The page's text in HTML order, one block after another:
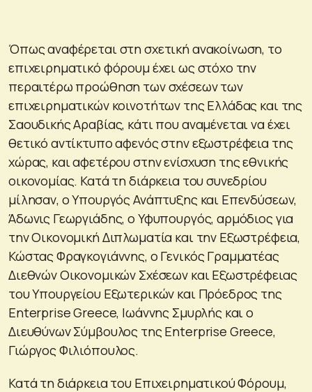
Όπως αναφέρεται στη σχετική ανακοίνωση, το
επιχειρηματικό φόρουμ έχει ως στόχο την
περαιτέρω προώθηση των σχέσεων των
επιχειρηματικών κοινοτήτων της Ελλάδας και της
Σαουδικής Αραβίας, κάτι που αναμένεται να έχει
θετικό αντίκτυπο αφενός στην εξωστρέφεια της
χώρας, και αφετέρου στην ενίσχυση της εθνικής
οικονομίας. Κατά τη διάρκεια του συνεδρίου
μίλησαν, ο Υπουργός Ανάπτυξης και Επενδύσεων,
Άδωνις Γεωργιάδης, ο Υφυπουργός, αρμόδιος για
την Οικονομική Διπλωματία και την Εξωστρέφεια,
Κώστας Φραγκογιάννης, ο Γενικός Γραμματέας
Διεθνών Οικονομικών Σχέσεων και Εξωστρέφειας
του Υπουργείου Εξωτερικών και Πρόεδρος της
Enterprise Greece, Ιωάννης Σμυρλής και ο
Διευθύνων Σύμβουλος της Enterprise Greece,
Γιώργος Φιλιόπουλος.
Κατά τη διάρκεια του Επιχειρηματικού Φόρουμ,